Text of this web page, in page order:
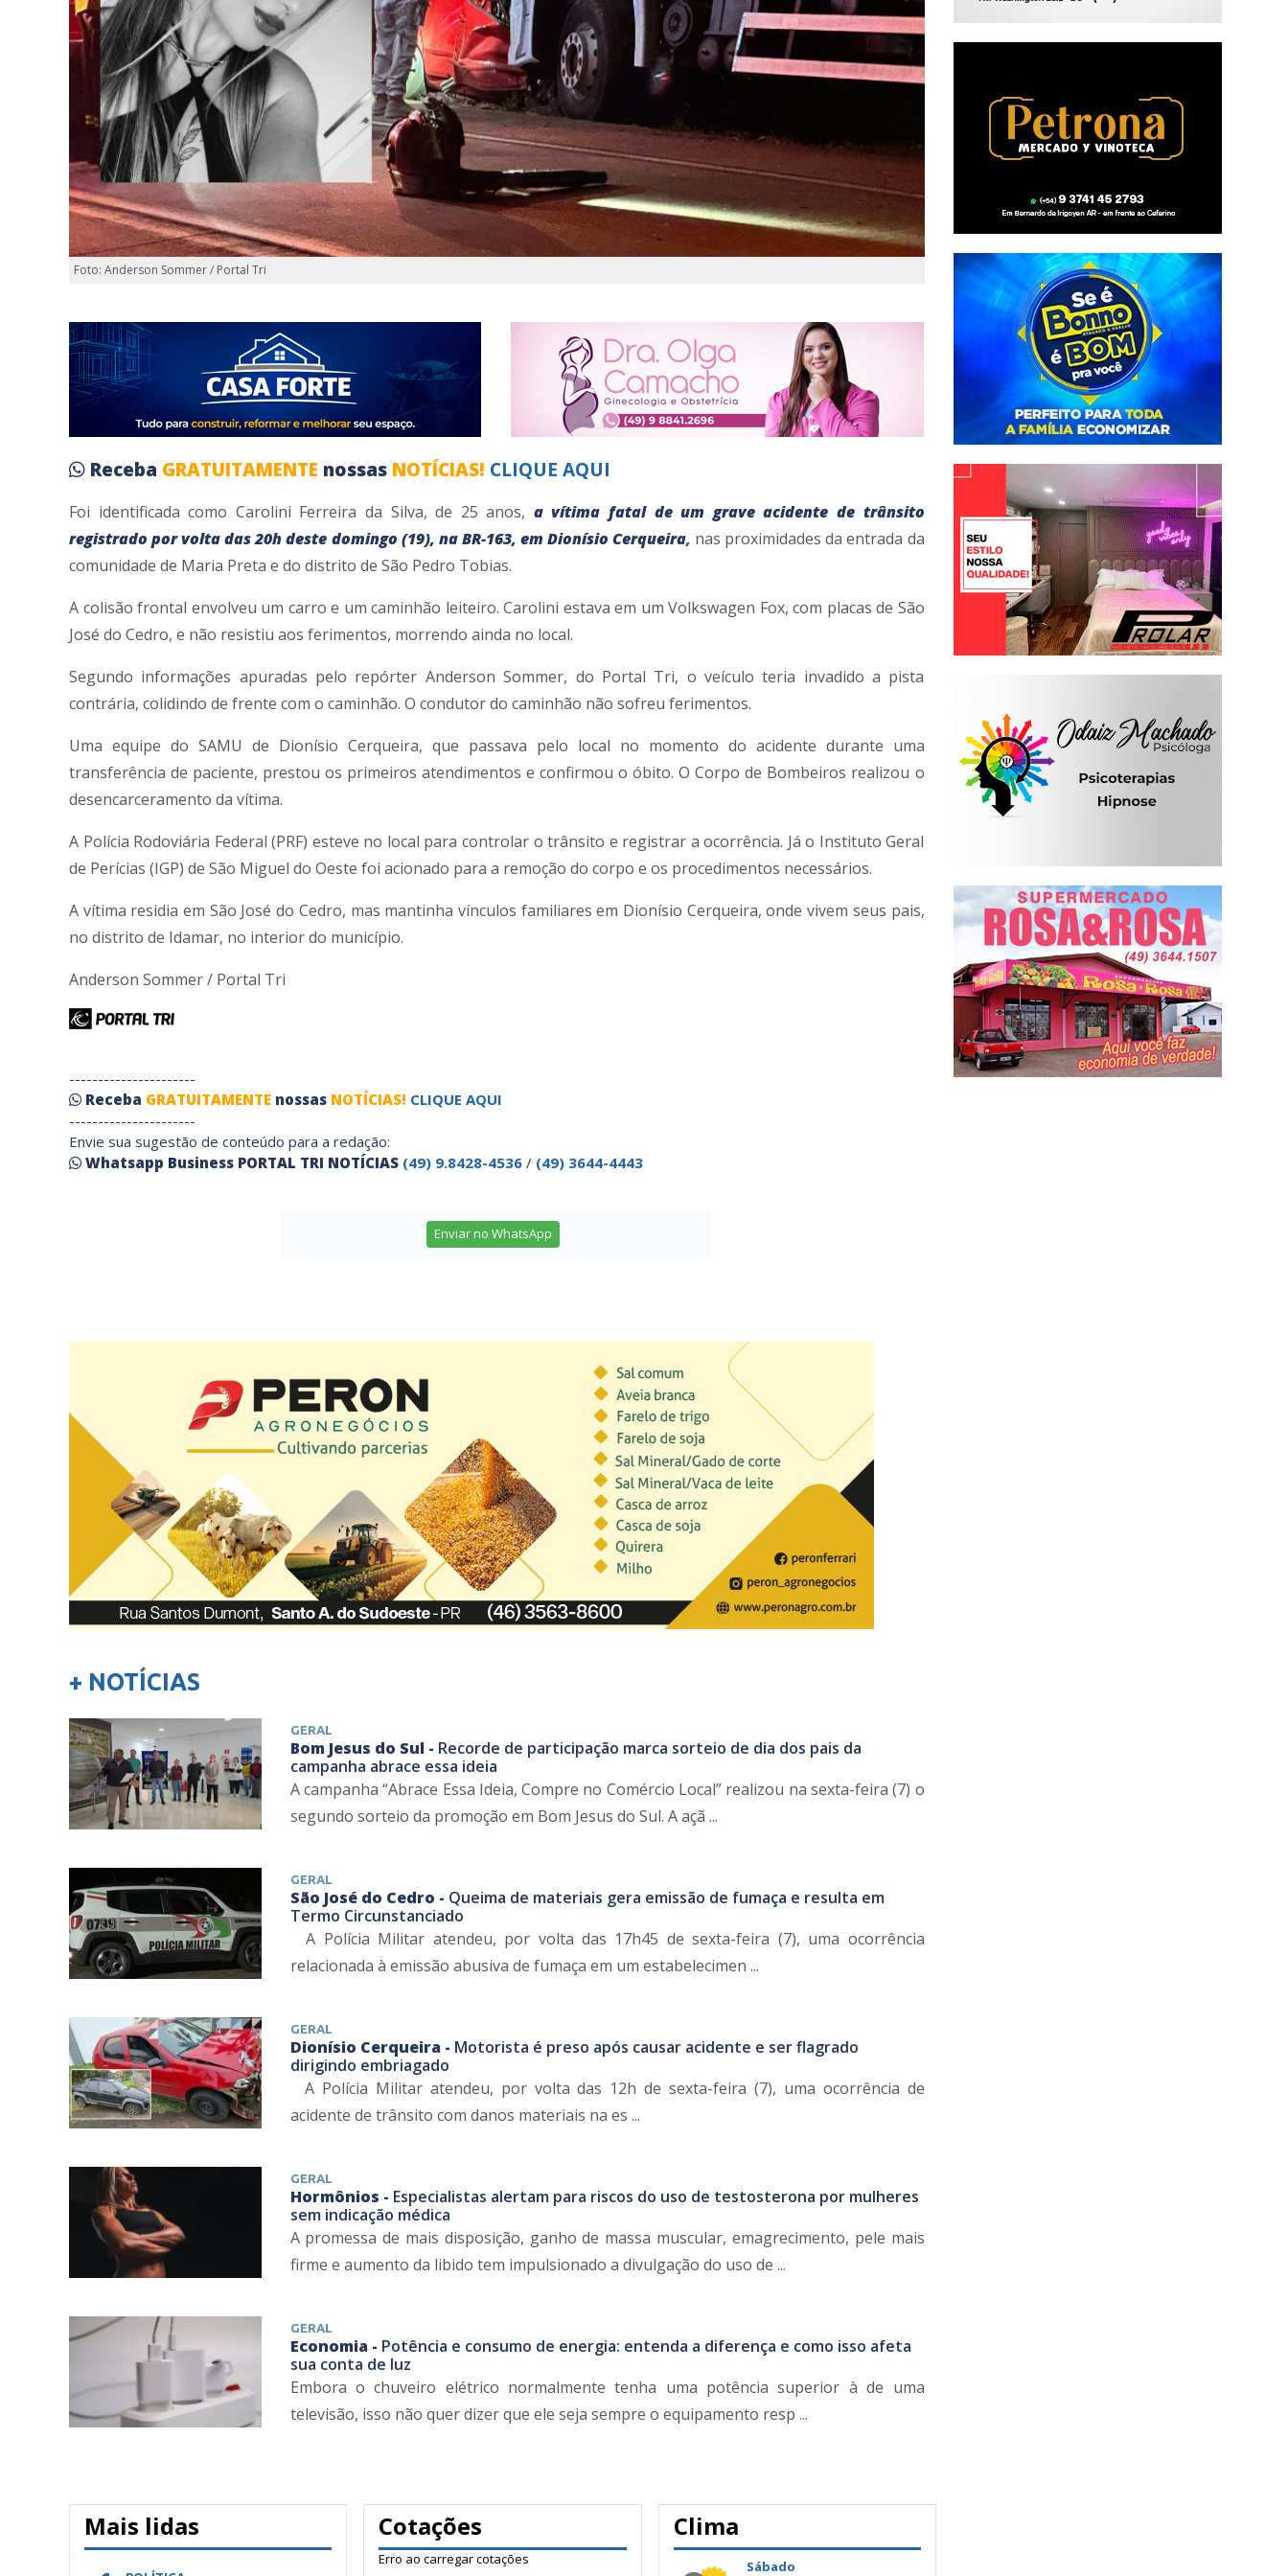
Foto: Anderson Sommer / Portal Tri
Receba GRATUITAMENTE nossas NOTÍCIAS! CLIQUE AQUI
Foi identificada como Carolini Ferreira da Silva, de 25 anos, a vítima fatal de um grave acidente de trânsito
registrado por volta das 20h deste domingo (19), na BR-163, em Dionísio Cerqueira, nas proximidades da entrada da
comunidade de Maria Preta e do distrito de São Pedro Tobias.
A colisão frontal envolveu um carro e um caminhão leiteiro. Carolini estava em um Volkswagen Fox, com placas de São
José do Cedro, e não resistiu aos ferimentos, morrendo ainda no local.
Segundo informações apuradas pelo repórter Anderson Sommer, do Portal Tri, o veículo teria invadido a pista
contrária, colidindo de frente com o caminhão. O condutor do caminhão não sofreu ferimentos.
Uma equipe do SAMU de Dionísio Cerqueira, que passava pelo local no momento do acidente durante uma
transferência de paciente, prestou os primeiros atendimentos e confirmou o óbito. O Corpo de Bombeiros realizou o
desencarceramento da vítima.
A Polícia Rodoviária Federal (PRF) esteve no local para controlar o trânsito e registrar a ocorrência. Já o Instituto Geral
de Perícias (IGP) de São Miguel do Oeste foi acionado para a remoção do corpo e os procedimentos necessários.
A vítima residia em São José do Cedro, mas mantinha vínculos familiares em Dionísio Cerqueira, onde vivem seus pais,
no distrito de Idamar, no interior do município.
Anderson Sommer / Portal Tri
----------------------
Receba GRATUITAMENTE nossas NOTÍCIAS! CLIQUE AQUI
----------------------
Envie sua sugestão de conteúdo para a redação:
Whatsapp Business PORTAL TRI NOTÍCIAS (49) 9.8428-4536 / (49) 3644-4443
Enviar no WhatsApp
+ NOTÍCIAS
GERAL
Bom Jesus do Sul - Recorde de participação marca sorteio de dia dos pais da
campanha abrace essa ideia
A campanha “Abrace Essa Ideia, Compre no Comércio Local” realizou na sexta-feira (7) o
segundo sorteio da promoção em Bom Jesus do Sul. A açã ...
GERAL
São José do Cedro - Queima de materiais gera emissão de fumaça e resulta em
Termo Circunstanciado
A Polícia Militar atendeu, por volta das 17h45 de sexta-feira (7), uma ocorrência
relacionada à emissão abusiva de fumaça em um estabelecimen ...
GERAL
Dionísio Cerqueira - Motorista é preso após causar acidente e ser flagrado
dirigindo embriagado
A Polícia Militar atendeu, por volta das 12h de sexta-feira (7), uma ocorrência de
acidente de trânsito com danos materiais na es ...
GERAL
Hormônios - Especialistas alertam para riscos do uso de testosterona por mulheres
sem indicação médica
A promessa de mais disposição, ganho de massa muscular, emagrecimento, pele mais
firme e aumento da libido tem impulsionado a divulgação do uso de ...
GERAL
Economia - Potência e consumo de energia: entenda a diferença e como isso afeta
sua conta de luz
Embora o chuveiro elétrico normalmente tenha uma potência superior à de uma
televisão, isso não quer dizer que ele seja sempre o equipamento resp ...
Mais lidas Cotações
Erro ao carregar cotações
Clima
Sábado